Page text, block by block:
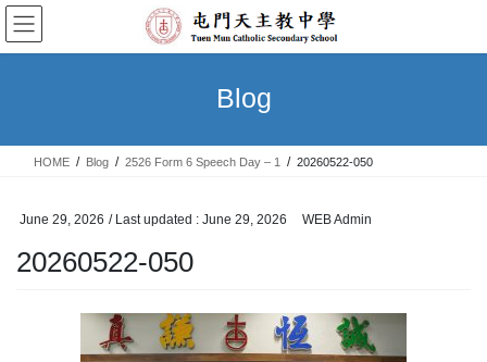
Skip
the
Skip
the
Blog
HOME Blog 2526 Form 6 Speech Day – 1 20260522-050
June 29, 2026 / Last updated : June 29, 2026 WEB Admin
20260522-050